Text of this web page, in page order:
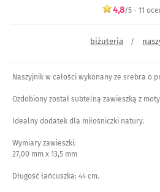
4,8/5 - 11
biżuteria /
Naszyjnik w całości wykonany ze srebra o
Ozdobiony został subtelną zawieszką z
Idealny dodatek dla miłośniczki natury.
Wymiary zawieszki:
27,00 mm x 13,5 mm
Długość łańcuszka: 44 cm.